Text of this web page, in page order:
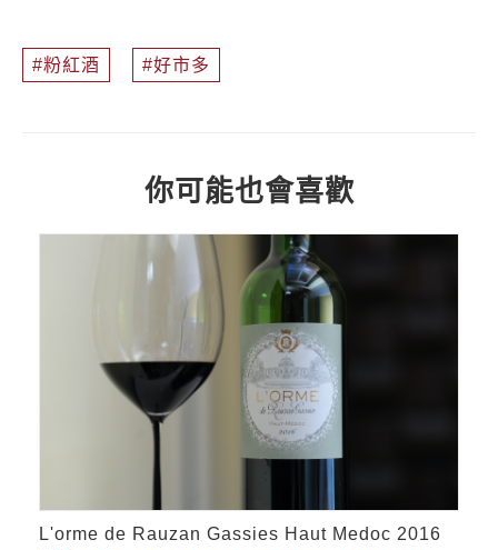
粉紅酒 好市多
你可能也會喜歡
L'orme de Rauzan Gassies Haut Medoc 2016